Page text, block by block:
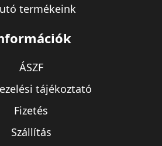
termékeink
ÁSZF
tájékoztató
Fizetés
Szállítás